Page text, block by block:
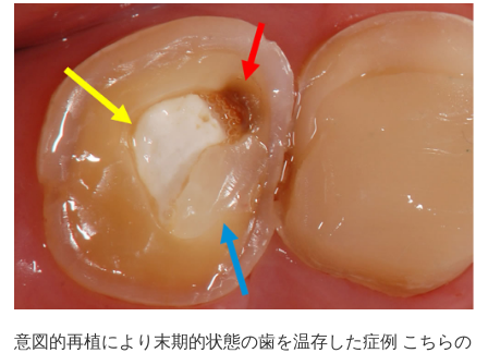
意図的再植により末期的状態の歯を温存した症例 こちらの